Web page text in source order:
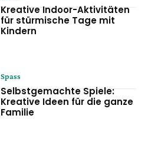
Kreative Indoor-Aktivitäten
für stürmische Tage mit
Kindern
Spass
Selbstgemachte Spiele:
Kreative Ideen für die ganze
Familie